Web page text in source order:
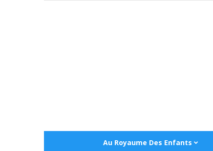
Au Royaume Des Enfants